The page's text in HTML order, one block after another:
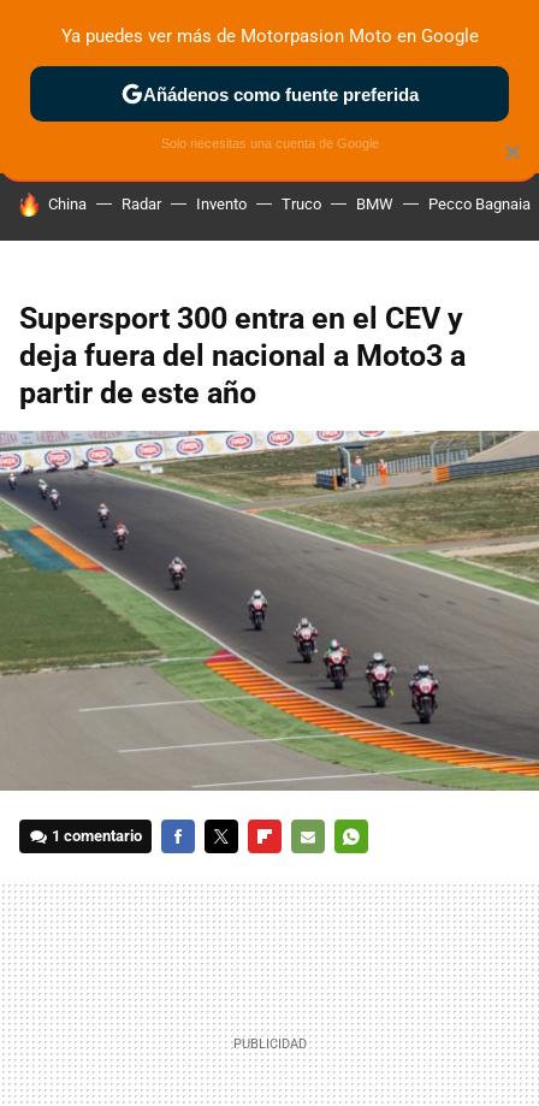
ZONA DE PRUEBAS DEPORTIVAS MOTOS ELÉCTRICAS
HOY SE HABLA DE
China Radar Invento Truco BMW Pecco Bagnaia
Supersport 300 entra en el CEV y
deja fuera del nacional a Moto3 a
partir de este año
1 comentario
MAIL
×
Ya puedes ver más de Motorpasion Moto en Google
Añádenos como fuente preferida
Solo necesitas una cuenta de Google